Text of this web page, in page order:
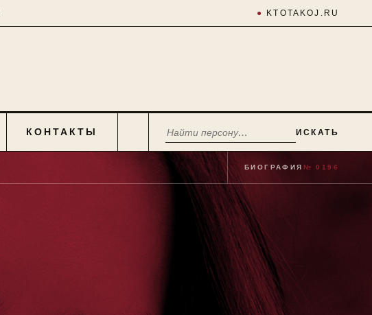
● KTOTAKOJ.RU
КОНТАКТЫ ИСКАТЬ
БИОГРАФИЯ № 0196